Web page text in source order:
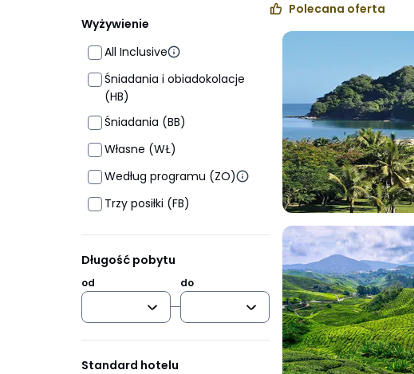
Wyżywienie
All Inclusive
Śniadania i obiadokolacje
(HB)
Śniadania (BB)
Własne (WŁ)
Według programu (ZO)
Trzy posiłki (FB)
Długość pobytu
od do
Standard hotelu
Polecana oferta